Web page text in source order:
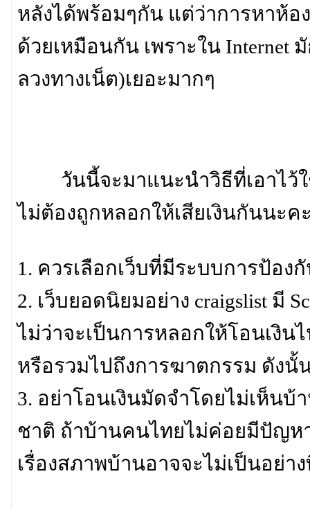
หลังได้พร้อมๆกัน แต่ว่าการหาห้อ
ด้วยเหมือนกัน เพราะใน Internet
ลวงทางเน็ต)เยอะมากๆ
วันนี้จะมาแนะนำวิธีที่เอาไว้ใช้
ไม่ต้องถูกหลอกให้เสียเงินกันนะค
1. ควรเลือกเว็บที่มีระบบการป้อง
2. เว็บยอดนิยมอย่าง craigslist มี
ไม่ว่าจะเป็นการหลอกให้โอนเงิน
หรือรวมไปถึงการฆาตกรรม ดังนั้
3. อย่าโอนเงินมัดจำโดยไม่เห็นบ้
ชาติ ถ้าบ้านคนไทยไม่ค่อยมีปัญห
เรื่องสภาพบ้านอาจจะไม่เป็นอย่า